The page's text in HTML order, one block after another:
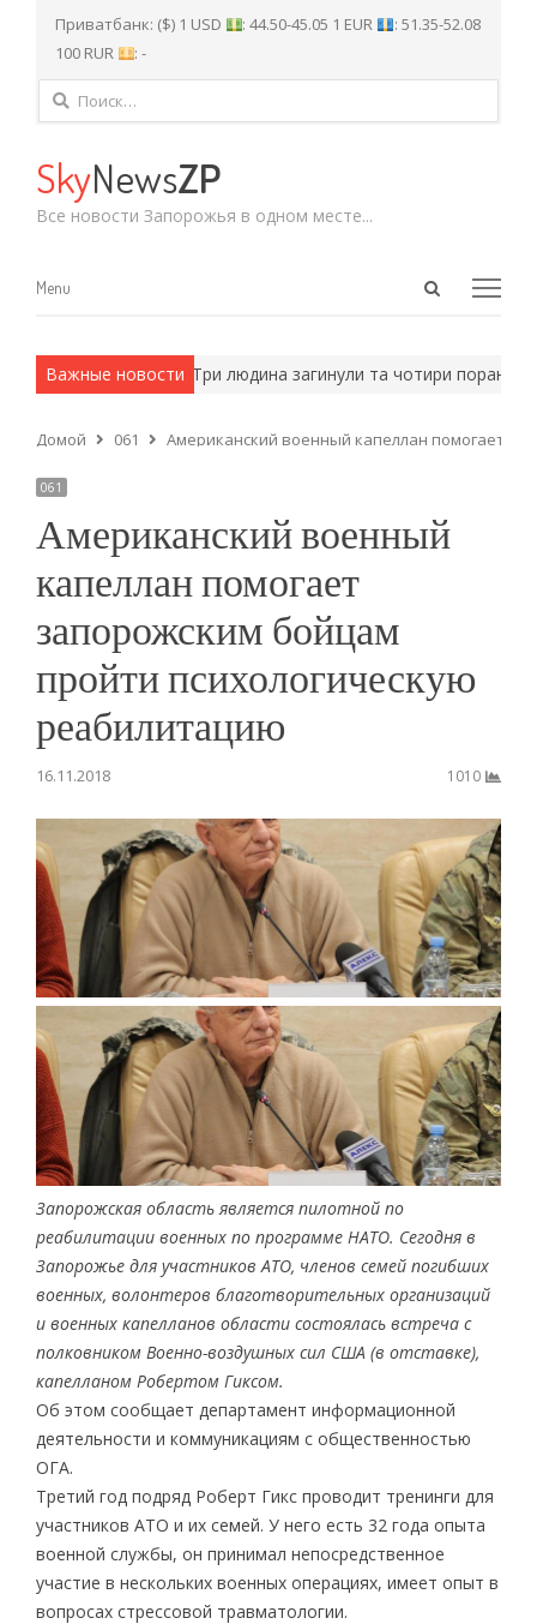
Приватбанк: ($) 1 USD : 44.50-45.05 1 EUR
: 51.35-52.08
100 RUR
: -
Найти:
SkyNewsZP
Все новости Запорожья в одном месте...
Open
Menu
Menu
Важные новости
методы. Три людина загинули та чотири поранено:
Домой 061 Американский военный капеллан помогает
061
Американский военный
капеллан помогает
запорожским бойцам
пройти психологическую
реабилитацию
16.11.2018 1010
Запорожская область является пилотной по
реабилитации военных по программе НАТО. Сегодня в
Запорожье для участников АТО, членов семей погибших
военных, волонтеров благотворительных организаций
и военных капелланов области состоялась встреча с
полковником Военно-воздушных сил США (в отставке),
капелланом Робертом Гиксом.
Об этом сообщает департамент информационной
деятельности и коммуникациям с общественностью
ОГА.
Третий год подряд Роберт Гикс проводит тренинги для
участников АТО и их семей. У него есть 32 года опыта
военной службы, он принимал непосредственное
участие в нескольких военных операциях, имеет опыт в
вопросах стрессовой травматологии.